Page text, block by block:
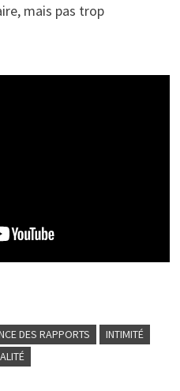
mais pas trop
DES RAPPORTS
INTIMITÉ